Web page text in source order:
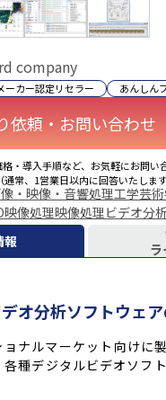
company
ーカー認定リセラー あんしん
依頼・お問い合わせ
・導入手順など、お気軽にお問い
（通常、1営業日以内に回答いたします
・映像・音響処理工学芸
映像処理映像処理ビデオ分析
報
ラ
オ分析ソフトウェ
ナルマーケット向けに
種デジタルビデオソフト